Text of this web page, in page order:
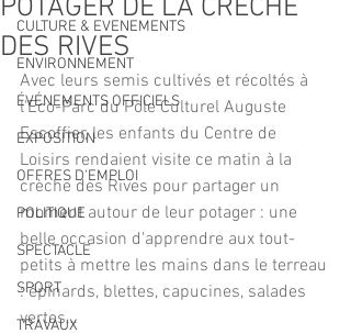
CULTURE & EVENEMENTS
ENVIRONNEMENT
ÉVÉNEMENTS OFFICIELS
EXPOSITION
OFFRES D'EMPLOI
POLITIQUE
SPECTACLE
SPORT
TRAVAUX
POTAGER DE LA CRECHE
DES RIVES
Avec leurs semis cultivés et récoltés à
l'Eco-Parc du Pôle Culturel Auguste
Escoffier, les enfants du Centre de
Loisirs rendaient visite ce matin à la
crèche des Rives pour partager un
moment autour de leur potager : une
belle occasion d'apprendre aux tout-
petits à mettre les mains dans le terreau
: épinards, blettes, capucines, salades
vertes…